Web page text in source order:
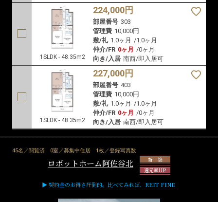
1SLDK - 48.35m2
224,000円
部屋番号 303
管理費 10,000円
敷/礼 1.0ヶ月 /1.0ヶ月
仲介/FR 0ヶ月 /0ヶ月
向き/入居 南西/即入居可
1SLDK - 48.35m2
227,000円
部屋番号 403
管理費 10,000円
敷/礼 1.0ヶ月 /1.0ヶ月
仲介/FR 0ヶ月 /0ヶ月
向き/入居 南西/即入居可
45名／閲覧済 0室／募集中住居 1枚／登録写真数
ロボットホーム阿佐谷北
新 築
還元率UP
▶ 契約金のお得さ圧倒的。比べてみれば、REIT FIND